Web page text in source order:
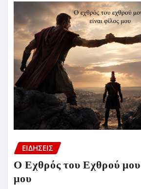
ΕΙΔΗΣΕΙΣ
Ο Εχθρός του Εχθρού μου
μου